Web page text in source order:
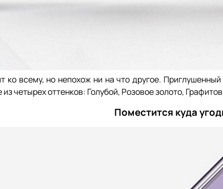
ко всему, но непохож ни на что другое.
четырех оттенков: Голубой, Розовое золото,
Поместится куда